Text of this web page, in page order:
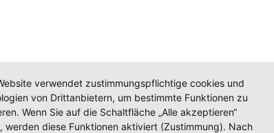
verwendet zustimmungspflichtige cookies und
von Drittanbietern, um bestimmte Funktionen zu
Wenn Sie auf die Schaltfläche „Alle akzeptieren“
werden diese Funktionen aktiviert (Zustimmung). Nach